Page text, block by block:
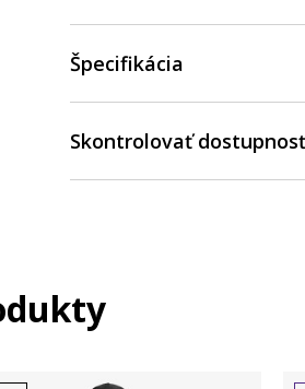
Špecifikácia
Skontrolovať